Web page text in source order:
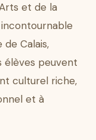
et de la
Calais,
élèves peuvent
culturel riche,
et à